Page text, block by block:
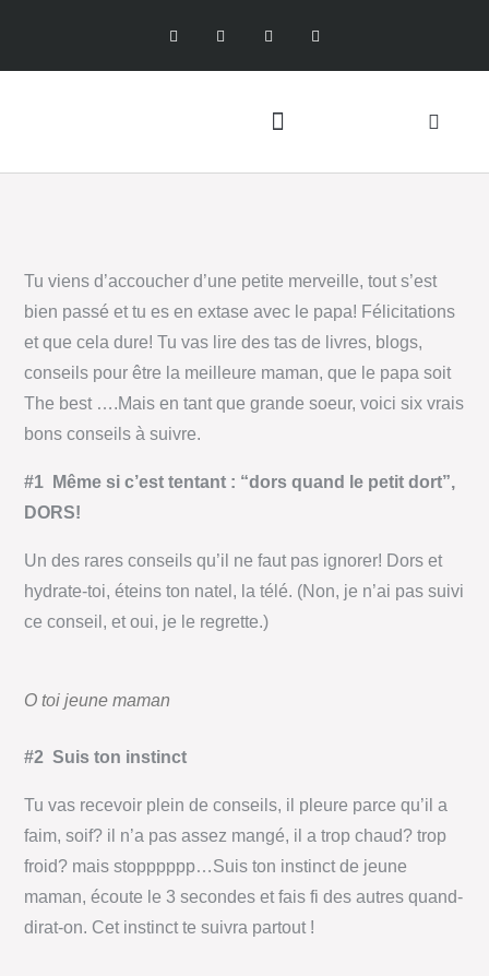
Tu viens d’accoucher d’une petite merveille, tout s’est
bien passé et tu es en extase avec le papa! Félicitations
et que cela dure! Tu vas lire des tas de livres, blogs,
conseils pour être la meilleure maman, que le papa soit
The best ….Mais en tant que grande soeur, voici six vrais
bons conseils à suivre.
#1 Même si c’est tentant : “dors quand le petit dort”,
DORS!
Un des rares conseils qu’il ne faut pas ignorer! Dors et
hydrate-toi, éteins ton natel, la télé. (Non, je n’ai pas suivi
ce conseil, et oui, je le regrette.)
O toi jeune maman
#2 Suis ton instinct
Tu vas recevoir plein de conseils, il pleure parce qu’il a
faim, soif? il n’a pas assez mangé, il a trop chaud? trop
froid? mais stopppppp…Suis ton instinct de jeune
maman, écoute le 3 secondes et fais fi des autres quand-
dirat-on. Cet instinct te suivra partout !